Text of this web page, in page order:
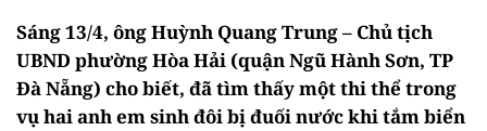
Sáng 13/4, ông Huỳnh Quang Trung – Chủ tịch
UBND phường Hòa Hải (quận Ngũ Hành Sơn, TP
Đà Nẵng) cho biết, đã tìm thấy một thi thể trong
vụ hai anh em sinh đôi bị đuối nước khi tắm biển